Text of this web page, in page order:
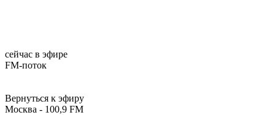
сейчас в эфире
FM-поток
Вернуться к эфиру
Москва - 100,9 FM